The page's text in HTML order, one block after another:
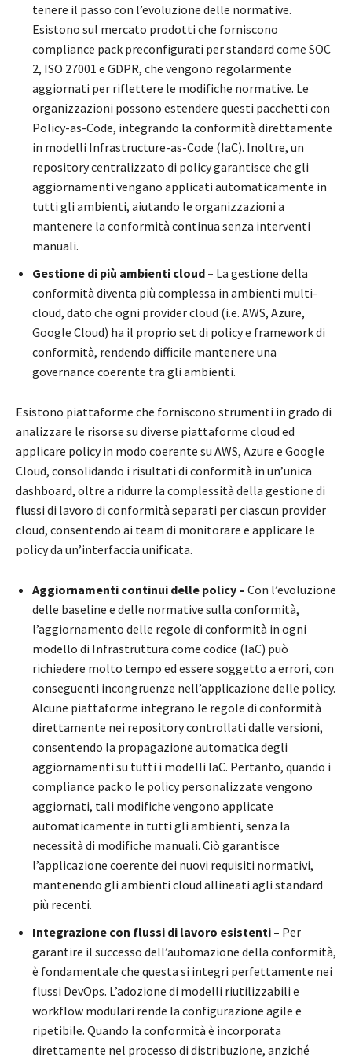
tenere il passo con l’evoluzione delle normative.
Esistono sul mercato prodotti che forniscono
compliance pack preconfigurati per standard come SOC
2, ISO 27001 e GDPR, che vengono regolarmente
aggiornati per riflettere le modifiche normative. Le
organizzazioni possono estendere questi pacchetti con
Policy-as-Code, integrando la conformità direttamente
in modelli Infrastructure-as-Code (IaC). Inoltre, un
repository centralizzato di policy garantisce che gli
aggiornamenti vengano applicati automaticamente in
tutti gli ambienti, aiutando le organizzazioni a
mantenere la conformità continua senza interventi
manuali.
Gestione di più ambienti cloud – La gestione della
conformità diventa più complessa in ambienti multi-
cloud, dato che ogni provider cloud (i.e. AWS, Azure,
Google Cloud) ha il proprio set di policy e framework di
conformità, rendendo difficile mantenere una
governance coerente tra gli ambienti.
Esistono piattaforme che forniscono strumenti in grado di
analizzare le risorse su diverse piattaforme cloud ed
applicare policy in modo coerente su AWS, Azure e Google
Cloud, consolidando i risultati di conformità in un’unica
dashboard, oltre a ridurre la complessità della gestione di
flussi di lavoro di conformità separati per ciascun provider
cloud, consentendo ai team di monitorare e applicare le
policy da un’interfaccia unificata.
Aggiornamenti continui delle policy – Con l’evoluzione
delle baseline e delle normative sulla conformità,
l’aggiornamento delle regole di conformità in ogni
modello di Infrastruttura come codice (IaC) può
richiedere molto tempo ed essere soggetto a errori, con
conseguenti incongruenze nell’applicazione delle policy.
Alcune piattaforme integrano le regole di conformità
direttamente nei repository controllati dalle versioni,
consentendo la propagazione automatica degli
aggiornamenti su tutti i modelli IaC. Pertanto, quando i
compliance pack o le policy personalizzate vengono
aggiornati, tali modifiche vengono applicate
automaticamente in tutti gli ambienti, senza la
necessità di modifiche manuali. Ciò garantisce
l’applicazione coerente dei nuovi requisiti normativi,
mantenendo gli ambienti cloud allineati agli standard
più recenti.
Integrazione con flussi di lavoro esistenti – Per
garantire il successo dell’automazione della conformità,
è fondamentale che questa si integri perfettamente nei
flussi DevOps. L’adozione di modelli riutilizzabili e
workflow modulari rende la configurazione agile e
ripetibile. Quando la conformità è incorporata
direttamente nel processo di distribuzione, anziché